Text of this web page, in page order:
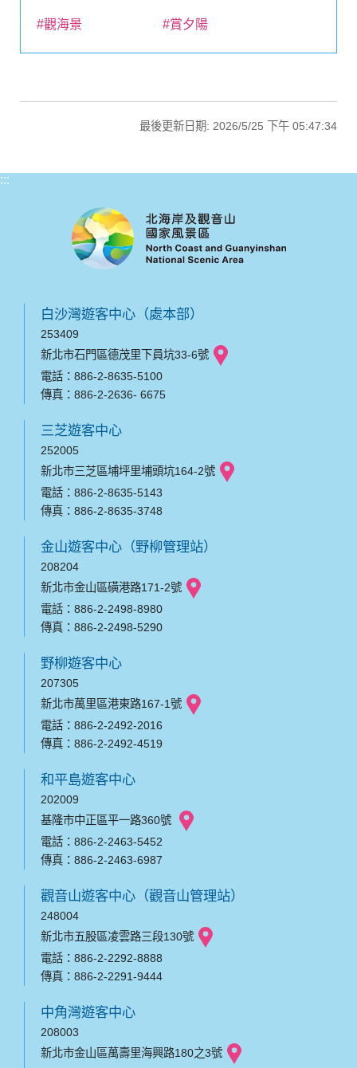
#觀海景 #賞夕陽
最後更新日期: 2026/5/25 下午 05:47:34
:::
白沙灣遊客中心（處本部）
253409
新北市石門區德茂里下員坑33-6號
電話：886-2-8635-5100
傳真：886-2-2636- 6675
三芝遊客中心
252005
新北市三芝區埔坪里埔頭坑164-2號
電話：886-2-8635-5143
傳真：886-2-8635-3748
金山遊客中心（野柳管理站）
208204
新北市金山區磺港路171-2號
電話：886-2-2498-8980
傳真：886-2-2498-5290
野柳遊客中心
207305
新北市萬里區港東路167-1號
電話：886-2-2492-2016
傳真：886-2-2492-4519
和平島遊客中心
202009
基隆市中正區平一路360號
電話：886-2-2463-5452
傳真：886-2-2463-6987
觀音山遊客中心（觀音山管理站）
248004
新北市五股區凌雲路三段130號
電話：886-2-2292-8888
傳真：886-2-2291-9444
中角灣遊客中心
208003
新北市金山區萬壽里海興路180之3號